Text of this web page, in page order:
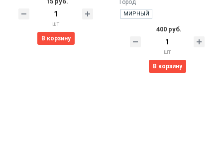
шт
В корзину
Город
МИРНЫЙ
400 руб.
шт
В корзину